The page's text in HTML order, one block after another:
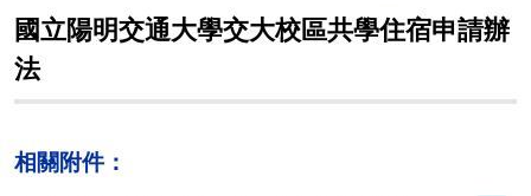
國立陽明交通大學交大校區共學住宿申請辦
法
相關附件：